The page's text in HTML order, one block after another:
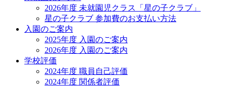
2026年度 未就園児クラス「星の子クラブ」
星の子クラブ 参加費のお支払い方法
入園のご案内
2025年度 入園のご案内
2026年度 入園のご案内
学校評価
2024年度 職員自己評価
2024年度 関係者評価